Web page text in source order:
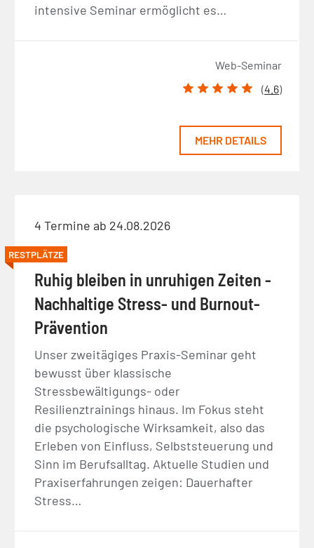
intensive Seminar ermöglicht es…
Web-Seminar
(4.6)
MEHR DETAILS
4 Termine ab 24.08.2026
RESTPLÄTZE
Ruhig bleiben in unruhigen Zeiten -
Nachhaltige Stress- und Burnout-
Prävention
Unser zweitägiges Praxis-Seminar geht
bewusst über klassische
Stressbewältigungs- oder
Resilienztrainings hinaus. Im Fokus steht
die psychologische Wirksamkeit, also das
Erleben von Einfluss, Selbststeuerung und
Sinn im Berufsalltag. Aktuelle Studien und
Praxiserfahrungen zeigen: Dauerhafter
Stress…